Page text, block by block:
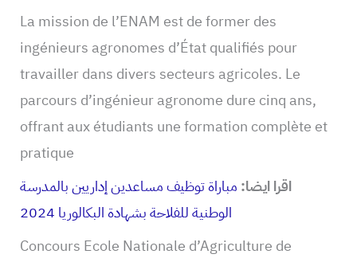
La mission de l’ENAM est de former des
ingénieurs agronomes d’État qualifiés pour
travailler dans divers secteurs agricoles. Le
parcours d’ingénieur agronome dure cinq ans,
offrant aux étudiants une formation complète et
pratique
اقرا ايضا: مباراة توظيف مساعدين إداريين بالمدرسة
الوطنية للفلاحة بشهادة البكالوريا 2024
Concours Ecole Nationale d’Agriculture de